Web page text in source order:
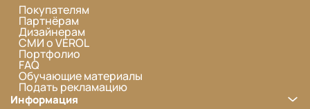
Покупателям
Партнёрам
Дизайнерам
СМИ о VEROL
Портфолио
FAQ
Обучающие материалы
Подать рекламацию
Информация